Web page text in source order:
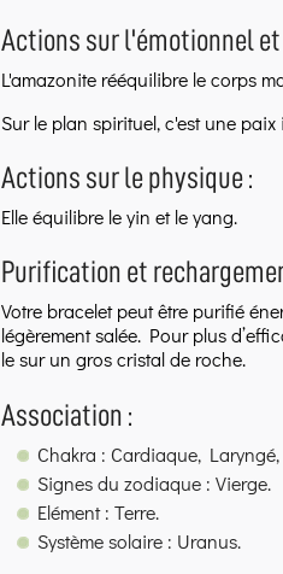
Actions sur l'émotionnel
L'amazonite rééquilibre le corps
Sur le plan spirituel, c'est une
Actions sur le physique :
Elle équilibre le yin et le yang.
Purification et
Votre bracelet peut être purifié
légèrement salée. Pour plus
le sur un gros cristal de roche.
Association :
Chakra : Cardiaque, Laryngé,
Signes du zodiaque : Vierge.
Elément : Terre.
Système solaire : Uranus.